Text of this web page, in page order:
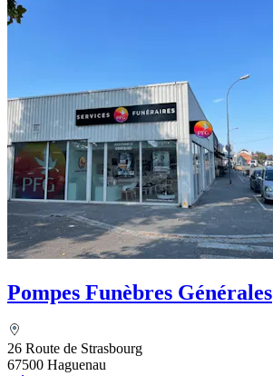
Pompes Funèbres Générales
26 Route de Strasbourg
67500 Haguenau